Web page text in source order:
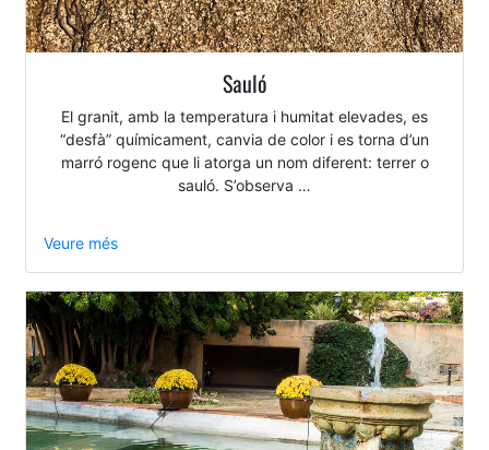
Sauló
El granit, amb la temperatura i humitat elevades, es
“desfà” químicament, canvia de color i es torna d’un
marró rogenc que li atorga un nom diferent: terrer o
sauló. S’observa …
Veure més